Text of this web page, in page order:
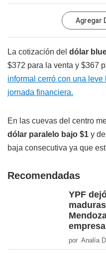
Agregar
La cotización del dólar
$372 para la venta y $367
informal cerró con una
jornada financiera.
En las cuevas del centro
dólar paralelo bajo $1 y
baja consecutiva ya que
Recomendadas
YPF
por Analía